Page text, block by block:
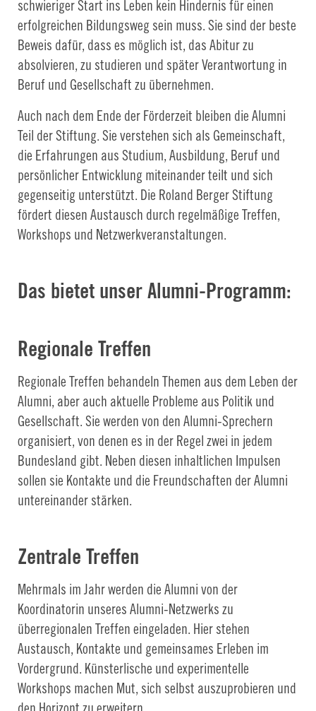
schwieriger Start ins Leben kein Hindernis für einen
erfolgreichen Bildungsweg sein muss. Sie sind der beste
Beweis dafür, dass es möglich ist, das Abitur zu
absolvieren, zu studieren und später Verantwortung in
Beruf und Gesellschaft zu übernehmen.
Auch nach dem Ende der Förderzeit bleiben die Alumni
Teil der Stiftung. Sie verstehen sich als Gemeinschaft,
die Erfahrungen aus Studium, Ausbildung, Beruf und
persönlicher Entwicklung miteinander teilt und sich
gegenseitig unterstützt. Die Roland Berger Stiftung
fördert diesen Austausch durch regelmäßige Treffen,
Workshops und Netzwerkveranstaltungen.
Das bietet unser Alumni-Programm:
Regionale Treffen
Regionale Treffen behandeln Themen aus dem Leben der
Alumni, aber auch aktuelle Probleme aus Politik und
Gesellschaft. Sie werden von den Alumni-Sprechern
organisiert, von denen es in der Regel zwei in jedem
Bundesland gibt. Neben diesen inhaltlichen Impulsen
sollen sie Kontakte und die Freundschaften der Alumni
untereinander stärken.
Zentrale Treffen
Mehrmals im Jahr werden die Alumni von der
Koordinatorin unseres Alumni-Netzwerks zu
überregionalen Treffen eingeladen. Hier stehen
Austausch, Kontakte und gemeinsames Erleben im
Vordergrund. Künsterlische und experimentelle
Workshops machen Mut, sich selbst auszuprobieren und